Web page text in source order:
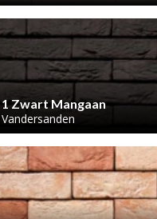
1 Zwart Mangaan
Vandersanden